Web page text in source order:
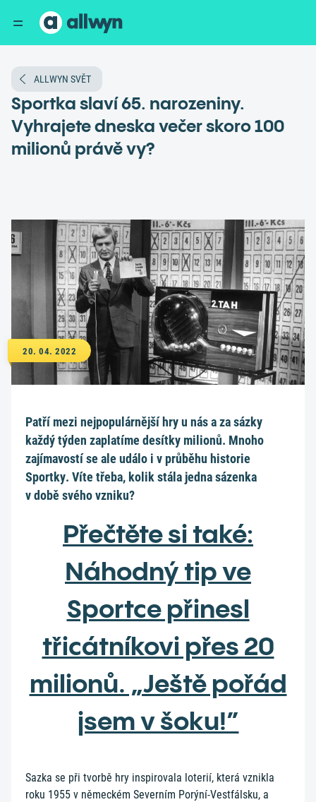
ALLWYN SVĚT
Sportka slaví 65. narozeniny.
Vyhrajete dneska večer skoro 100
milionů právě vy?
20. 04. 2022
Patří mezi nejpopulárnější hry u nás a za sázky
každý týden zaplatíme desítky milionů. Mnoho
zajímavostí se ale událo i v průběhu historie
Sportky. Víte třeba, kolik stála jedna sázenka
v době svého vzniku?
Přečtěte si také:
Náhodný tip ve
Sportce přinesl
třicátníkovi přes 20
milionů. „Ještě pořád
jsem v šoku!”
Sazka se při tvorbě hry inspirovala loterií, která vznikla
roku 1955 v německém Severním Porýní-Vestfálsku, a